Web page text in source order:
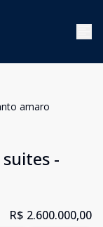
amaro
-
R$ 2.600.000,00